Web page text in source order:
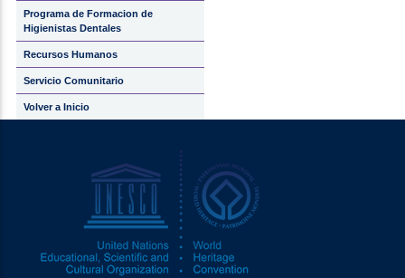
Programa de Formacion de
Higienistas Dentales
Recursos Humanos
Servicio Comunitario
Volver a Inicio